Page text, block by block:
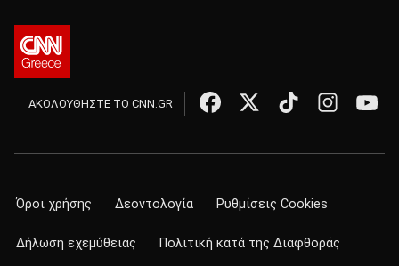
ΑΚΟΛΟΥΘΗΣΤΕ ΤΟ CNN.GR
Όροι χρήσης Δεοντολογία Ρυθμίσεις Cookies
Δήλωση εχεμύθειας Πολιτική κατά της Διαφθοράς